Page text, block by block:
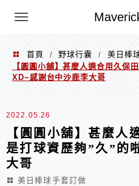
Menu
首頁 / 野球行囊 / 美日棒
【圓圓小舖】甚麼人適合用久保
XD~感謝台中沙鹿李大哥
2022.05.26
【圓圓小舖】甚麼人
是打球資歷夠”久”的
大哥
美日棒球手套訂做